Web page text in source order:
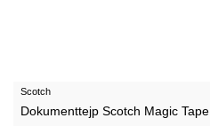
Scotch
Dokumenttejp Scotch Magic Tape